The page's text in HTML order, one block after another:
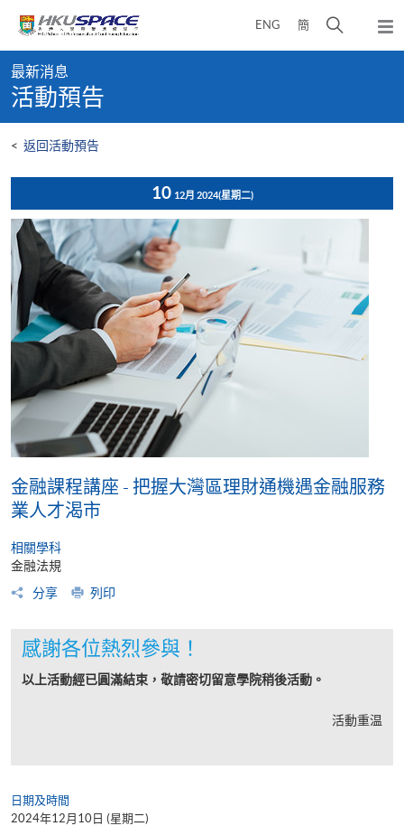
content
ENG 簡
開
彈
出
content
start
最新消息
活動預告
< 返回活動預告
10 12月 2024(星期二)
金融課程講座 - 把握大灣區理財通機遇金融服務
業人才渴市
相關學科
金融法規
分享
列印
感謝各位熱烈參與！
以上活動經已圓滿結束，敬請密切留意學院稍後活動。
活動重温
日期及時間
2024年12月10日 (星期二)